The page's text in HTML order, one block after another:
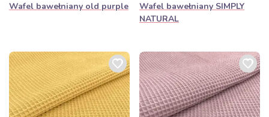
Wafel bawełniany old purple
Wafel bawełniany SIMPLY
NATURAL